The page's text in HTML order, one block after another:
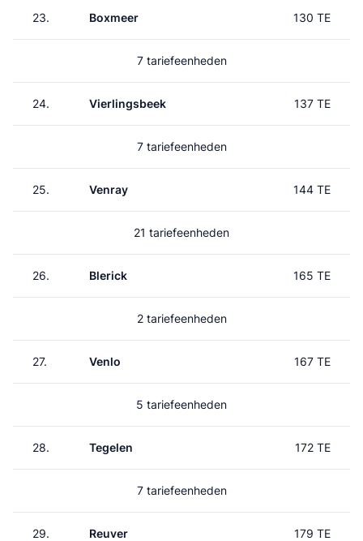
23. Boxmeer 130 TE
7 tariefeenheden
24. Vierlingsbeek 137 TE
7 tariefeenheden
25. Venray 144 TE
21 tariefeenheden
26. Blerick 165 TE
2 tariefeenheden
27. Venlo 167 TE
5 tariefeenheden
28. Tegelen 172 TE
7 tariefeenheden
29. Reuver 179 TE